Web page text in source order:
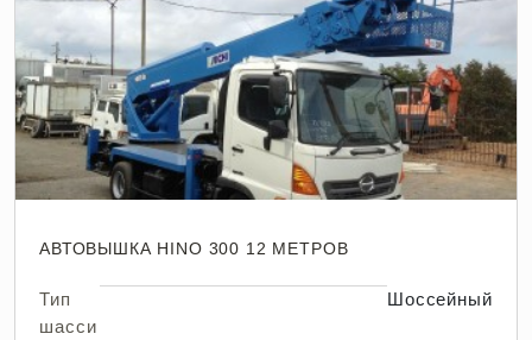
АВТОВЫШКА HINO 300 12 МЕТРОВ
Тип
шасси
Шоссейный